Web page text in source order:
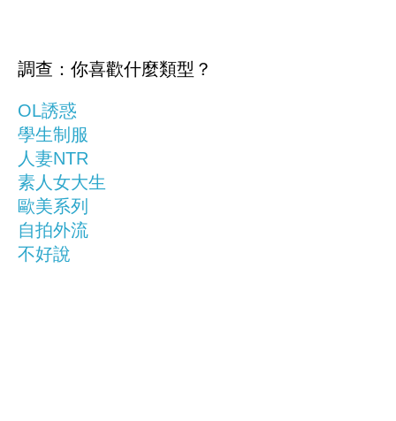
調查：你喜歡什麼類型？
OL誘惑
學生制服
人妻NTR
素人女大生
歐美系列
自拍外流
不好說